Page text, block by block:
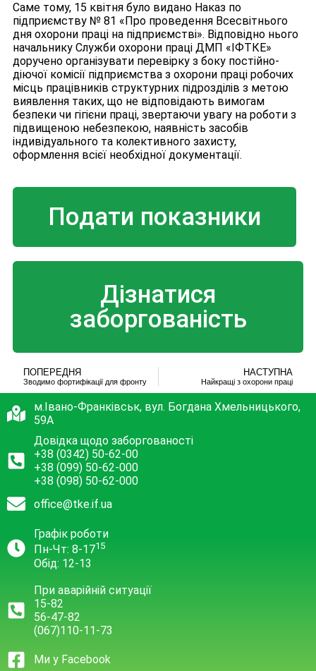
Саме тому, 15 квітня було видано Наказ по
підприємству № 81 «Про проведення Всесвітнього
дня охорони праці на підприємстві». Відповідно нього
начальнику Служби охорони праці ДМП «ІФТКЕ»
доручено організувати перевірку з боку постійно-
діючої комісії підприємства з охорони праці робочих
місць працівників структурних підрозділів з метою
виявлення таких, що не відповідають вимогам
безпеки чи гігієни праці, звертаючи увагу на роботи з
підвищеною небезпекою, наявність засобів
індивідуального та колективного захисту,
оформлення всієї необхідної документації.
Подати показники
Дізнатися
заборгованість
ПОПЕРЕДНЯ
Зводимо фортифікації для фронту
НАСТУПНА
Найкращі з охорони праці
м.Івано-Франківськ, вул. Богдана Хмельницького,
59А
Довідка щодо заборгованості
+38 (0342) 50-62-00
+38 (099) 50-62-000
+38 (098) 50-62-000
office@tke.if.ua
Графік роботи
Пн-Чт: 8-1715
Обід: 12-13
При аварійній ситуації
15-82
56-47-82
(067)110-11-73
Ми у Facebook